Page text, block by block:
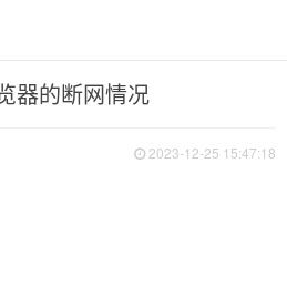
器的断网情况
2023-12-25 15:47:18